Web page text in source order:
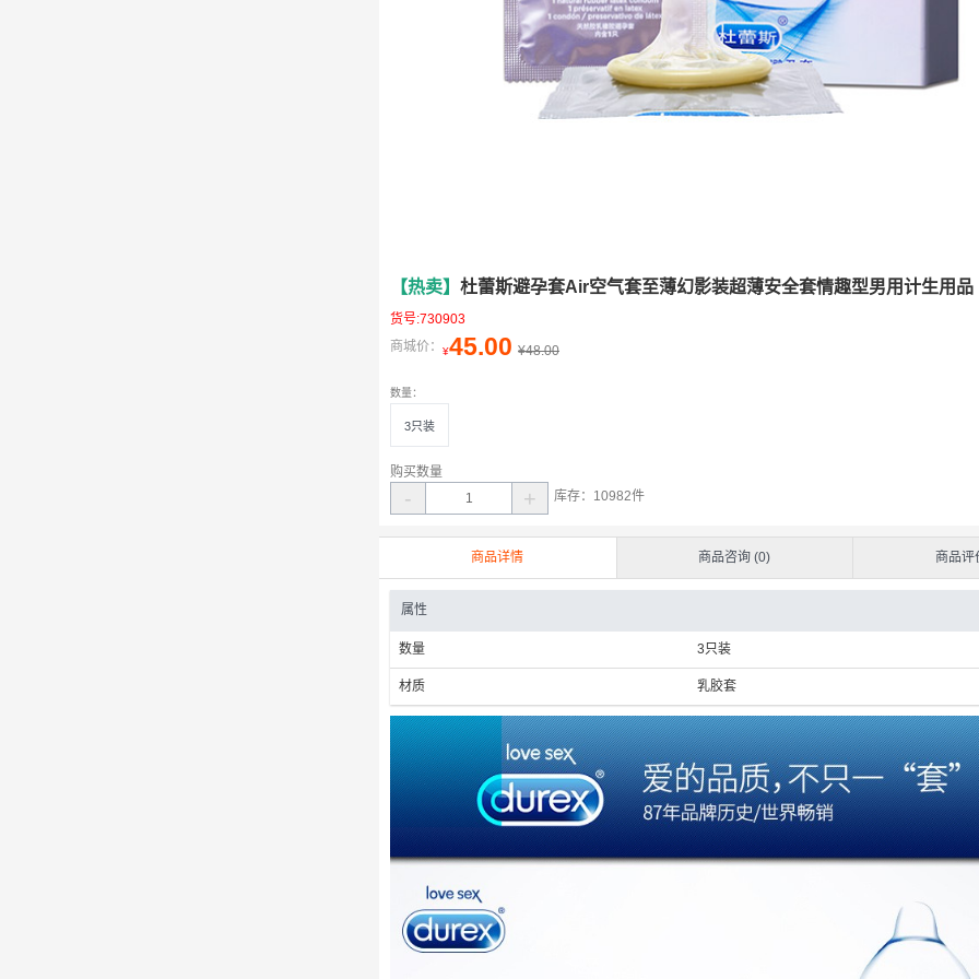
【热卖】 杜蕾斯避孕套Air空气套至薄幻影装超薄安全套情趣型男用计生用品
货号:730903
商城价：
¥45.00 ¥48.00
数量：
3只装
购买数量
- + 库存： 10982件
商品详情 商品咨询 (0) 商品评
属性
数量 3只装
材质 乳胶套